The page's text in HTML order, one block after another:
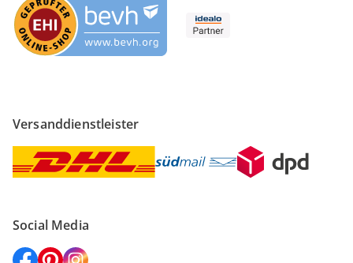
Versanddienstleister
Social Media